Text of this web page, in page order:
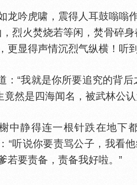
龙吟虎啸，震得人耳鼓嗡嗡
烈火焚烧若等闲，焚骨碎
更显得声情沉烈气纵横！听
“我就是你所要追究的背后
然是四海闻名，被武林公
中静得连一根针跌在地下
“听说你要责骂公子，我看
若要责备，责备我好啦。”